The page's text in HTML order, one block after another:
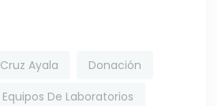
Cruz Ayala
Donación
Equipos De Laboratorios